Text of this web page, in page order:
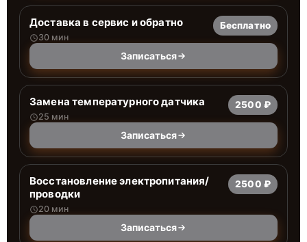
Доставка в сервис и обратно
30 мин
Бесплатно
Записаться
Замена температурного датчика
25 мин
2500 ₽
Записаться
Восстановление электропитания/
проводки
20 мин
2500 ₽
Записаться